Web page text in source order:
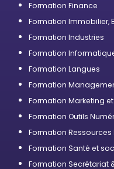
Formation Finance
Formation Immobilier,
Formation Industries
Formation
Formation Langues
Formation
Formation Marketing
Formation Outils
Formation
Formation Santé et
Formation Secrétariat